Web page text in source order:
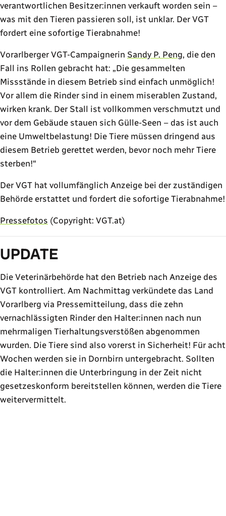
verantwortlichen Besitzer:innen verkauft worden sein –
was mit den Tieren passieren soll, ist unklar. Der VGT
fordert eine sofortige Tierabnahme!
Vorarlberger VGT-Campaignerin Sandy P. Peng, die den
Fall ins Rollen gebracht hat:
Die gesammelten
Missstände in diesem Betrieb sind einfach unmöglich!
Vor allem die Rinder sind in einem miserablen Zustand,
wirken krank. Der Stall ist vollkommen verschmutzt und
vor dem Gebäude stauen sich Gülle-Seen – das ist auch
eine Umweltbelastung! Die Tiere müssen dringend aus
diesem Betrieb gerettet werden, bevor noch mehr Tiere
sterben!
Der VGT hat vollumfänglich Anzeige bei der zuständigen
Behörde erstattet und fordert die sofortige Tierabnahme!
Pressefotos (Copyright: VGT.at)
UPDATE
Die Veterinärbehörde hat den Betrieb nach Anzeige des
VGT kontrolliert. Am Nachmittag verkündete das Land
Vorarlberg via Pressemitteilung, dass die zehn
vernachlässigten Rinder den Halter:innen nach nun
mehrmaligen Tierhaltungsverstößen abgenommen
wurden. Die Tiere sind also vorerst in Sicherheit! Für acht
Wochen werden sie in Dornbirn untergebracht. Sollten
die Halter:innen die Unterbringung in der Zeit nicht
gesetzeskonform bereitstellen können, werden die Tiere
weitervermittelt.